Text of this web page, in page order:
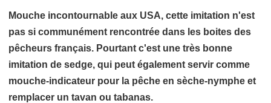
Mouche incontournable aux USA, cette imitation n'est
pas si communément rencontrée dans les boites des
pêcheurs français. Pourtant c'est une très bonne
imitation de sedge, qui peut également servir comme
mouche-indicateur pour la pêche en sèche-nymphe et
remplacer un tavan ou tabanas.